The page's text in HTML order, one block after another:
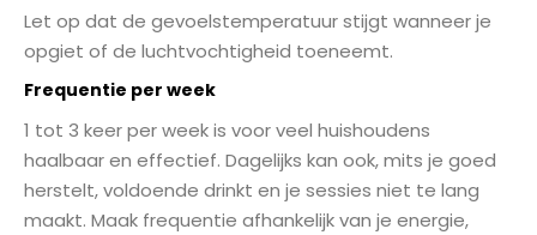
Let op dat de gevoelstemperatuur stijgt wanneer je
opgiet of de luchtvochtigheid toeneemt.
Frequentie per week
1 tot 3 keer per week is voor veel huishoudens
haalbaar en effectief. Dagelijks kan ook, mits je goed
herstelt, voldoende drinkt en je sessies niet te lang
maakt. Maak frequentie afhankelijk van je energie,